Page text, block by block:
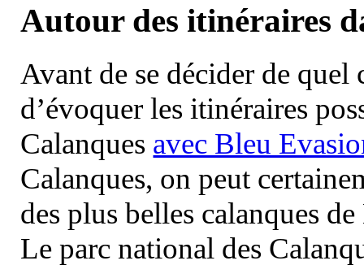
Autour des itinéraires
Avant de se décider de
d’évoquer les itinéraires
Calanques avec Bleu
Calanques, on peut
des plus belles calanques
Le parc national des